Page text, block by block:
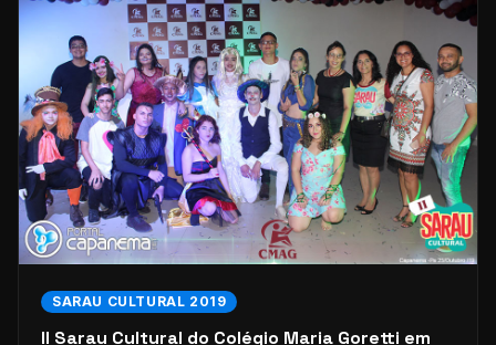
SARAU CULTURAL 2019
II Sarau Cultural do Colégio Maria Goretti em